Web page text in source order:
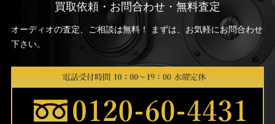
買取依頼・お問合わせ・無料査定
オーディオの査定、ご相談は無料！ まずは、お気軽にお問合わせ
下さい。